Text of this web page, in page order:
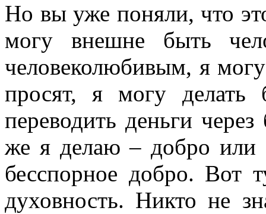
Но вы уже поняли, что
могу внешне быть
человеколюбивым, я
просят, я могу делать
переводить деньги
же я делаю – добро или
бесспорное добро. Вот
духовность. Никто не